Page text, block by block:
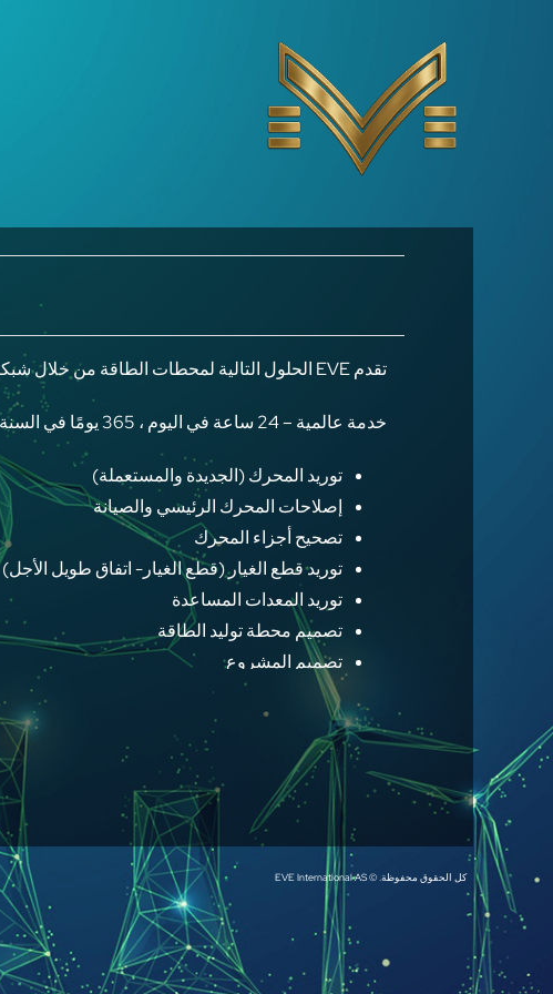
تقدم EVE الحلول التالية لمحطات الطاقة من خلال شبكتها العالمية وعلاقتها الجيدة مع الشركات والشركاء الرائدين في العالم.
خدمة عالمية – 24 ساعة في اليوم ، 365 يومًا في السنة
توريد المحرك (الجديدة والمستعملة)
إصلاحات المحرك الرئيسي والصيانة
تصحيح أجزاء المحرك
توريد قطع الغيار (قطع الغيار- اتفاق طويل الأجل)
توريد المعدات المساعدة
تصميم محطة توليد الطاقة
تصميم المشروع
تفكيك محطة توليد الطاقة
عملية لوجستية
تركيب محطة توليد كهرباء
الإصلاح الطارئ
الخدمات الفنية الخاصة
تخطيط الإصلاح الشامل على مختلف المستويات
التأجير التمويلي
تحليل أفضل المواقع للمواقع
الإشراف على برامج الإنتاج للمواقع الجديدة
إدارة الفنيين وعمال الموقع
كل الحقوق محفوظة. © EVE International AS